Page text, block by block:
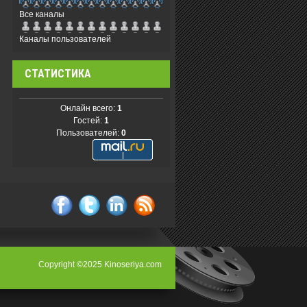
Все каналы
Каналы пользователей
СТАТИСТИКА
Онлайн всего: 1
Гостей: 1
Пользователей: 0
Copyright ©2025 Kinoseriya.com